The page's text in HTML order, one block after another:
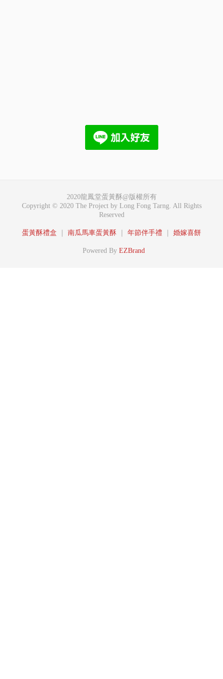
2020龍鳳堂蛋黃酥@版權所有
Copyright © 2020 The Project by Long Fong Tarng. All Rights
Reserved
蛋黃酥禮盒 南瓜馬車蛋黃酥 年節伴手禮 婚嫁喜餅
Powered By EZBrand